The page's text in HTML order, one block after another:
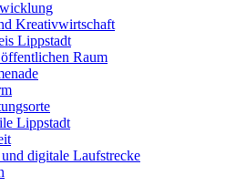
Kreativwirtschaft
Lippstadt
Raum
Lippstadt
digitale Laufstrecke